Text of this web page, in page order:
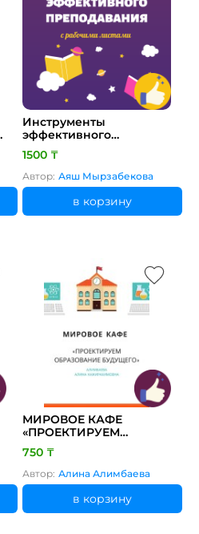
Инструменты
эффективного
преподавания
1500 ₸
Автор: Аяш Мырзабекова
в корзину
МИРОВОЕ КАФЕ
«ПРОЕКТИРУЕМ
ОБРАЗОВАНИЕ
БУДУЩЕГО»
750 ₸
Автор: Алина Алимбаева
в корзину